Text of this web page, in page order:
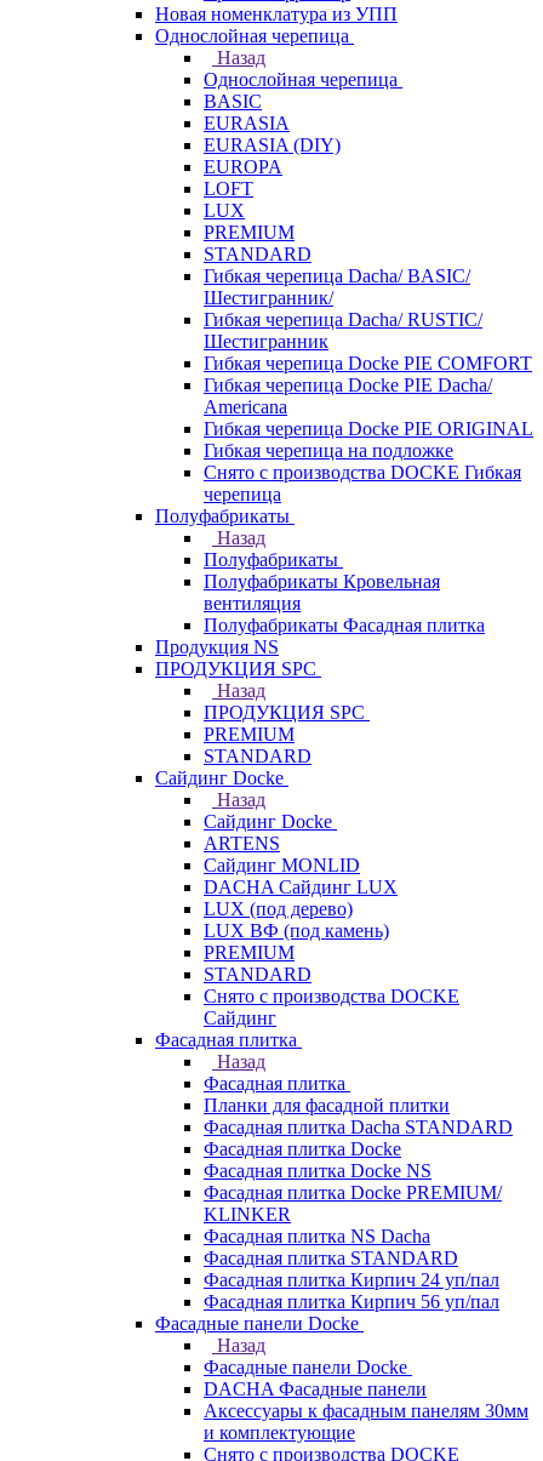
Новая номенклатура из УПП
Однослойная черепица
Назад
Однослойная черепица
BASIC
EURASIA
EURASIA (DIY)
EUROPA
LOFT
LUX
PREMIUM
STANDARD
Гибкая черепица Dacha/ BASIC/
Шестигранник/
Гибкая черепица Dacha/ RUSTIC/
Шестигранник
Гибкая черепица Docke PIE COMFORT
Гибкая черепица Docke PIE Dacha/
Americana
Гибкая черепица Docke PIE ОRIGINАL
Гибкая черепица на подложке
Снято с производства DOCKE Гибкая
черепица
Полуфабрикаты
Назад
Полуфабрикаты
Полуфабрикаты Кровельная
вентиляция
Полуфабрикаты Фасадная плитка
Продукция NS
ПРОДУКЦИЯ SPC
Назад
ПРОДУКЦИЯ SPC
PREMIUM
STANDARD
Сайдинг Docke
Назад
Сайдинг Docke
ARTENS
Cайдинг MONLID
DACHA Сайдинг LUX
LUX (под дерево)
LUX ВФ (под камень)
PREMIUM
STANDARD
Снято с производства DOCKE
Сайдинг
Фасадная плитка
Назад
Фасадная плитка
Планки для фасадной плитки
Фасадная плитка Dacha STANDARD
Фасадная плитка Docke
Фасадная плитка Docke NS
Фасадная плитка Docke PREMIUM/
KLINKER
Фасадная плитка NS Dacha
Фасадная плитка STANDARD
Фасадная плитка Кирпич 24 уп/пал
Фасадная плитка Кирпич 56 уп/пал
Фасадные панели Docke
Назад
Фасадные панели Docke
DACHA Фасадные панели
Аксессуары к фасадным панелям 30мм
и комплектующие
Снято с производства DOCKE